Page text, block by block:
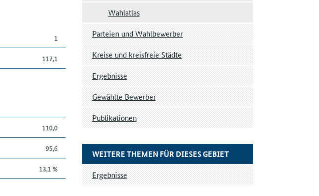
1
117,1
110,0
95,6
13,1 %
Wahlatlas
Parteien und Wahlbewerber
Kreise und kreisfreie Städte
Ergebnisse
Gewählte Bewerber
Publikationen
WEITERE THEMEN FÜR DIESES GEBIET
Ergebnisse